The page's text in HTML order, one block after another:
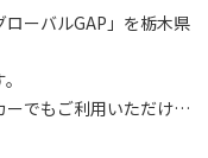
ーバルGAP」を栃木県
でもご利用いただけま